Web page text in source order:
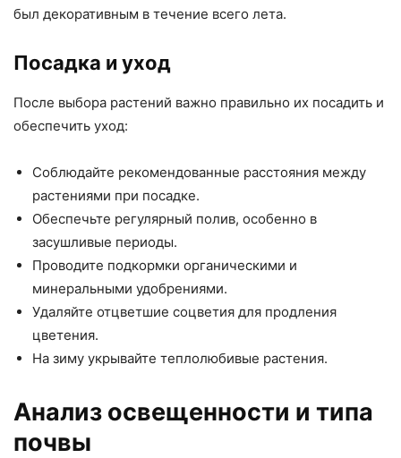
был декоративным в течение всего лета.
Посадка и уход
После выбора растений важно правильно их посадить и
обеспечить уход:
Соблюдайте рекомендованные расстояния между
растениями при посадке.
Обеспечьте регулярный полив, особенно в
засушливые периоды.
Проводите подкормки органическими и
минеральными удобрениями.
Удаляйте отцветшие соцветия для продления
цветения.
На зиму укрывайте теплолюбивые растения.
Анализ освещенности и типа
почвы